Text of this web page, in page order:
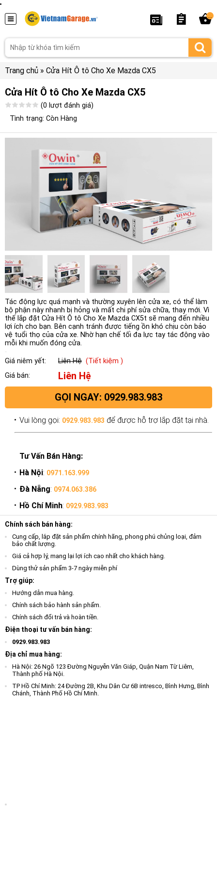
Trang chủ » Cửa Hít Ô tô Cho Xe Mazda CX5
Cửa Hít Ô tô Cho Xe Mazda CX5
(0 lượt đánh giá)
Tình trạng: Còn Hàng
Tác động lực quá mạnh và thường xuyên lên cửa xe, có thể làm
bộ phận này nhanh bị hỏng và mất chi phí sửa chữa, thay mới. Vì
thế lắp đặt Cửa Hít Ô tô Cho Xe Mazda CX5t sẽ mang đến nhiều
lợi ích cho bạn. Bên cạnh tránh được tiếng ồn khó chịu còn bảo
vệ tuổi thọ của cửa xe. Nhờ hạn chế tối đa lực tay tác động vào
mỗi khi muốn đóng cửa.
Giá niêm yết: Liên Hệ (Tiết kiệm )
Giá bán:
Liên Hệ
GỌI NGAY: 0929.983.983
Vui lòng gọi: 0929.983.983 để được hỗ trợ lắp đặt tại nhà.
Tư Vấn Bán Hàng:
Hà Nội: 0971.163.999
Đà Nẵng: 0974.063.386
Hồ Chí Minh: 0929.983.983
Chính sách bán hàng:
Cung cấp, lắp đặt sản phẩm chính hãng, phong phú chủng loại, đảm
bảo chất lượng.
Giá cả hợp lý, mang lại lợi ích cao nhất cho khách hàng.
Dùng thử sản phẩm 3-7 ngày miễn phí
Trợ giúp:
Hướng dẫn mua hàng.
Chính sách bảo hành sản phẩm.
Chính sách đổi trả và hoàn tiền.
Điện thoại tư vấn bán hàng:
0929.983.983
Địa chỉ mua hàng:
Hà Nội: 26 Ngõ 123 Đường Nguyễn Văn Giáp, Quận Nam Từ Liêm,
Thành phố Hà Nội.
TP Hồ Chí Minh: 24 Đường 2B, Khu Dân Cư 6B intresco, Bình Hưng, Bình
Chánh, Thành Phố Hồ Chí Minh.